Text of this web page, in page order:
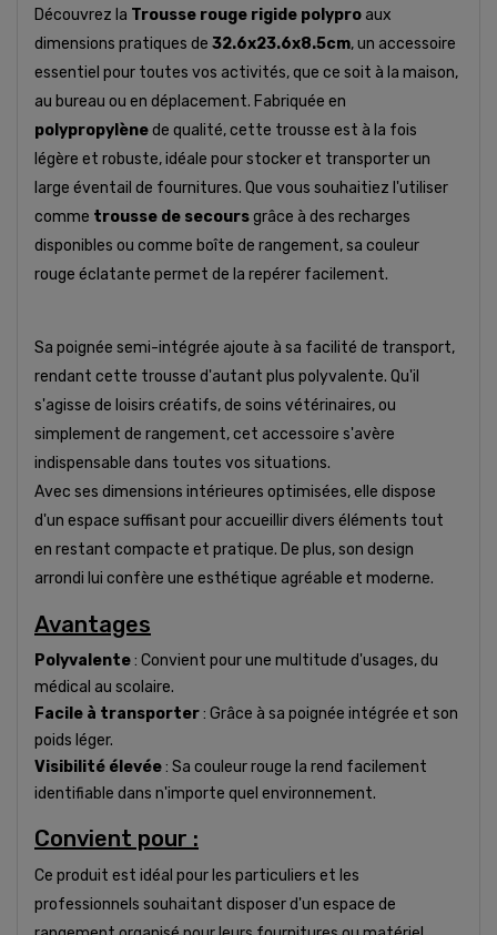
Découvrez la Trousse rouge rigide polypro aux
dimensions pratiques de 32.6x23.6x8.5cm, un accessoire
essentiel pour toutes vos activités, que ce soit à la maison,
au bureau ou en déplacement. Fabriquée en
polypropylènede qualité, cette trousse est à la fois
légère et robuste, idéale pour stocker et transporter un
large éventail de fournitures. Que vous souhaitiez l'utiliser
comme trousse de secoursgrâce à des recharges
disponibles ou comme boîte de rangement, sa couleur
rouge éclatante permet de la repérer facilement.
Sa poignée semi-intégrée ajoute à sa facilité de transport,
rendant cette trousse d'autant plus polyvalente. Qu'il
s'agisse de loisirs créatifs, de soins vétérinaires, ou
simplement de rangement, cet accessoire s'avère
indispensable dans toutes vos situations.
Avec ses dimensions intérieures optimisées, elle dispose
d'un espace suffisant pour accueillir divers éléments tout
en restant compacte et pratique. De plus, son design
arrondi lui confère une esthétique agréable et moderne.
Avantages
Polyvalente: Convient pour une multitude d'usages, du
médical au scolaire.
Facile à transporter: Grâce à sa poignée intégrée et son
poids léger.
Visibilité élevée: Sa couleur rouge la rend facilement
identifiable dans n'importe quel environnement.
Convient pour :
Ce produit est idéal pour les particuliers et les
professionnels souhaitant disposer d'un espace de